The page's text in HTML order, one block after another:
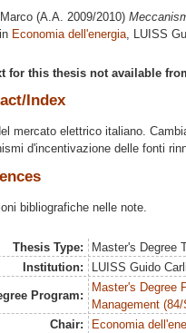
(A.A. 2009/2010)
Economia dell'energia, LUISS
for this thesis not available
Index
mercato elettrico italiano.
d'incentivazione delle fonti
bibliografiche nelle note.
Thesis Type:
Master's Degree
Institution:
LUISS Guido Carli
Program:
Master's Degree
Management (84/
Chair:
Economia